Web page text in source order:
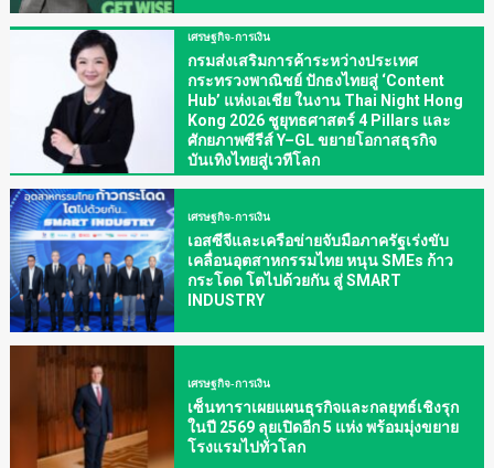
เศรษฐกิจ-การเงิน
กรมส่งเสริมการค้าระหว่างประเทศ
กระทรวงพาณิชย์ ปักธงไทยสู่ ‘Content
Hub’ แห่งเอเชีย ในงาน Thai Night Hong
Kong 2026 ชูยุทธศาสตร์ 4 Pillars และ
ศักยภาพซีรีส์ Y–GL ขยายโอกาสธุรกิจ
บันเทิงไทยสู่เวทีโลก
เศรษฐกิจ-การเงิน
เอสซีจีและเครือข่ายจับมือภาครัฐเร่งขับ
เคลื่อนอุตสาหกรรมไทย หนุน SMEs ก้าว
กระโดด โตไปด้วยกัน สู่ SMART
INDUSTRY
เศรษฐกิจ-การเงิน
เซ็นทาราเผยแผนธุรกิจและกลยุทธ์เชิงรุก
ในปี 2569 ลุยเปิดอีก 5 แห่ง พร้อมมุ่งขยาย
โรงแรมไปทั่วโลก